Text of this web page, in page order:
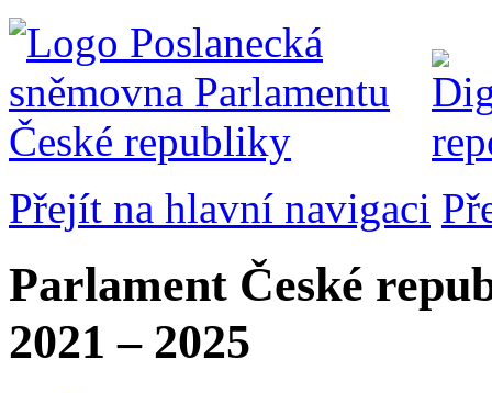
Přejít na hlavní navigaci
Parlament České
2021 – 2025